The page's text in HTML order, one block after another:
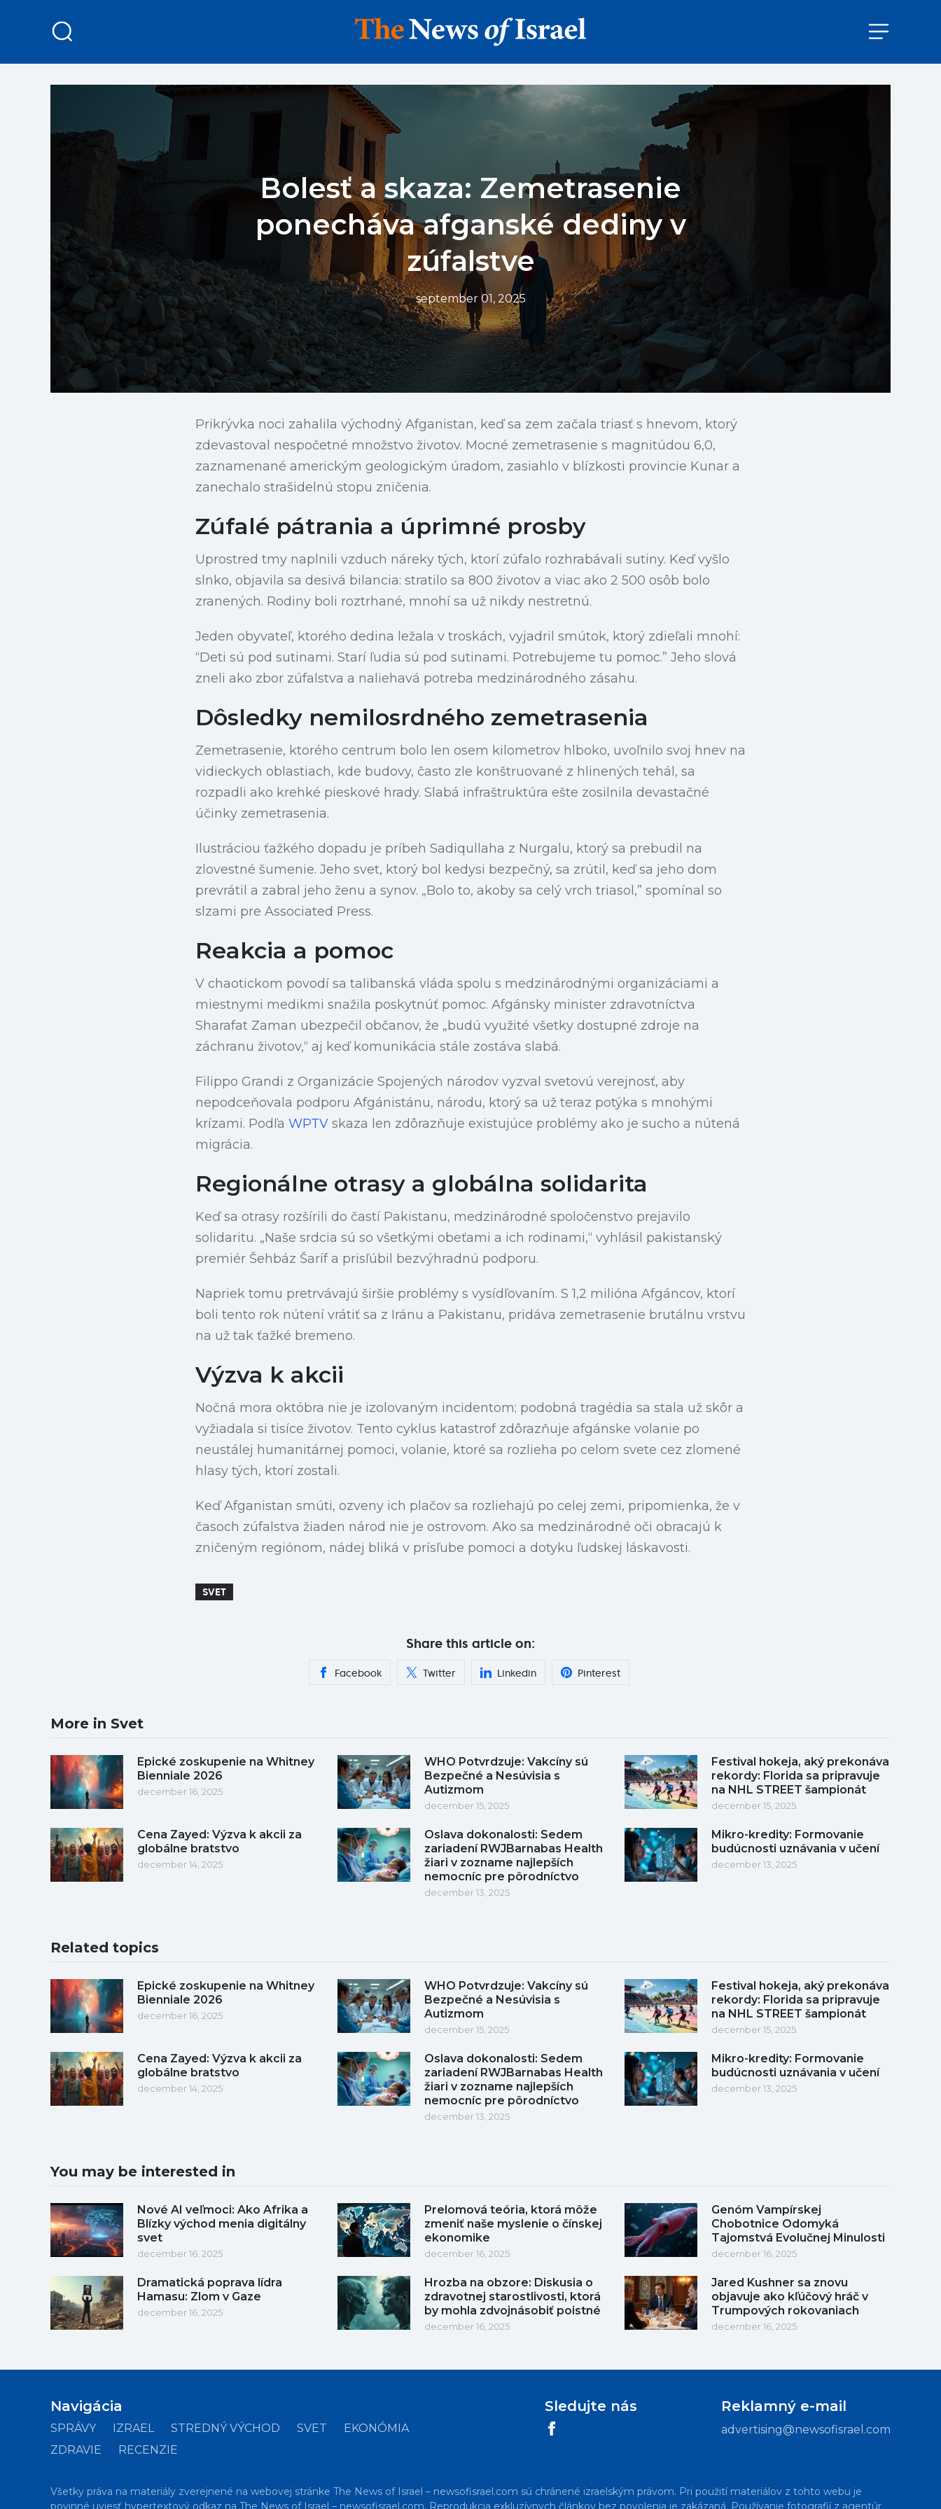
Bolesť a skaza: Zemetrasenie
ponecháva afganské dediny v
zúfalstve
september 01, 2025
Prikrývka noci zahalila východný Afganistan, keď sa zem začala triasť s hnevom, ktorý
zdevastoval nespočetné množstvo životov. Mocné zemetrasenie s magnitúdou 6,0,
zaznamenané americkým geologickým úradom, zasiahlo v blízkosti provincie Kunar a
zanechalo strašidelnú stopu zničenia.
Zúfalé pátrania a úprimné prosby
Uprostred tmy naplnili vzduch náreky tých, ktorí zúfalo rozhrabávali sutiny. Keď vyšlo
slnko, objavila sa desivá bilancia: stratilo sa 800 životov a viac ako 2 500 osôb bolo
zranených. Rodiny boli roztrhané, mnohí sa už nikdy nestretnú.
Jeden obyvateľ, ktorého dedina ležala v troskách, vyjadril smútok, ktorý zdieľali mnohí:
“Deti sú pod sutinami. Starí ľudia sú pod sutinami. Potrebujeme tu pomoc.” Jeho slová
zneli ako zbor zúfalstva a naliehavá potreba medzinárodného zásahu.
Dôsledky nemilosrdného zemetrasenia
Zemetrasenie, ktorého centrum bolo len osem kilometrov hlboko, uvoľnilo svoj hnev na
vidieckych oblastiach, kde budovy, často zle konštruované z hlinených tehál, sa
rozpadli ako krehké pieskové hrady. Slabá infraštruktúra ešte zosilnila devastačné
účinky zemetrasenia.
Ilustráciou ťažkého dopadu je príbeh Sadiqullaha z Nurgalu, ktorý sa prebudil na
zlovestné šumenie. Jeho svet, ktorý bol kedysi bezpečný, sa zrútil, keď sa jeho dom
prevrátil a zabral jeho ženu a synov. „Bolo to, akoby sa celý vrch triasol,” spomínal so
slzami pre Associated Press.
Reakcia a pomoc
V chaotickom povodí sa talibanská vláda spolu s medzinárodnými organizáciami a
miestnymi medikmi snažila poskytnúť pomoc. Afgánsky minister zdravotníctva
Sharafat Zaman ubezpečil občanov, že „budú využité všetky dostupné zdroje na
záchranu životov,“ aj keď komunikácia stále zostáva slabá.
Filippo Grandi z Organizácie Spojených národov vyzval svetovú verejnosť, aby
nepodceňovala podporu Afgánistánu, národu, ktorý sa už teraz potýka s mnohými
krízami. Podľa WPTV skaza len zdôrazňuje existujúce problémy ako je sucho a nútená
migrácia.
Regionálne otrasy a globálna solidarita
Keď sa otrasy rozšírili do častí Pakistanu, medzinárodné spoločenstvo prejavilo
solidaritu. „Naše srdcia sú so všetkými obeťami a ich rodinami,“ vyhlásil pakistanský
premiér Šehbáz Šaríf a prisľúbil bezvýhradnú podporu.
Napriek tomu pretrvávajú širšie problémy s vysídľovaním. S 1,2 milióna Afgáncov, ktorí
boli tento rok nútení vrátiť sa z Iránu a Pakistanu, pridáva zemetrasenie brutálnu vrstvu
na už tak ťažké bremeno.
Výzva k akcii
Nočná mora októbra nie je izolovaným incidentom; podobná tragédia sa stala už skôr a
vyžiadala si tisíce životov. Tento cyklus katastrof zdôrazňuje afgánske volanie po
neustálej humanitárnej pomoci, volanie, ktoré sa rozlieha po celom svete cez zlomené
hlasy tých, ktorí zostali.
Keď Afganistan smúti, ozveny ich plačov sa rozliehajú po celej zemi, pripomienka, že v
časoch zúfalstva žiaden národ nie je ostrovom. Ako sa medzinárodné oči obracajú k
zničeným regiónom, nádej bliká v prísľube pomoci a dotyku ľudskej láskavosti.
SVET
Share this article on:
Facebook Twitter Linkedin Pinterest
More in Svet
Epické zoskupenie na Whitney
Bienniale 2026
december 16, 2025
WHO Potvrdzuje: Vakcíny sú
Bezpečné a Nesúvisia s
Autizmom
december 15, 2025
Festival hokeja, aký prekonáva
rekordy: Florida sa pripravuje
na NHL STREET šampionát
december 15, 2025
Cena Zayed: Výzva k akcii za
globálne bratstvo
december 14, 2025
Oslava dokonalosti: Sedem
zariadení RWJBarnabas Health
žiari v zozname najlepších
nemocníc pre pôrodníctvo
december 13, 2025
Mikro-kredity: Formovanie
budúcnosti uznávania v učení
december 13, 2025
Related topics
Epické zoskupenie na Whitney
Bienniale 2026
december 16, 2025
WHO Potvrdzuje: Vakcíny sú
Bezpečné a Nesúvisia s
Autizmom
december 15, 2025
Festival hokeja, aký prekonáva
rekordy: Florida sa pripravuje
na NHL STREET šampionát
december 15, 2025
Cena Zayed: Výzva k akcii za
globálne bratstvo
december 14, 2025
Oslava dokonalosti: Sedem
zariadení RWJBarnabas Health
žiari v zozname najlepších
nemocníc pre pôrodníctvo
december 13, 2025
Mikro-kredity: Formovanie
budúcnosti uznávania v učení
december 13, 2025
You may be interested in
Nové AI veľmoci: Ako Afrika a
Blízky východ menia digitálny
svet
december 16, 2025
Prelomová teória, ktorá môže
zmeniť naše myslenie o čínskej
ekonomike
december 16, 2025
Genóm Vampírskej
Chobotnice Odomyká
Tajomstvá Evolučnej Minulosti
december 16, 2025
Dramatická poprava lídra
Hamasu: Zlom v Gaze
december 16, 2025
Hrozba na obzore: Diskusia o
zdravotnej starostlivosti, ktorá
by mohla zdvojnásobiť poistné
december 16, 2025
Jared Kushner sa znovu
objavuje ako kľúčový hráč v
Trumpových rokovaniach
december 16, 2025
Navigácia
SPRÁVY IZRAEL STREDNÝ VÝCHOD SVET
EKONÓMIA
ZDRAVIE
RECENZIE
Sledujte nás Reklamný e-mail
advertising@newsofisrael.com
Všetky práva na materiály zverejnené na webovej stránke The News of Israel – newsofisrael.com sú chránené izraelským právom. Pri použití materiálov z tohto webu je
povinné uviesť hypertextový odkaz na The News of Israel – newsofisrael.com. Reprodukcia exkluzívnych článkov bez povolenia je zakázaná. Používanie fotografií z agentúr